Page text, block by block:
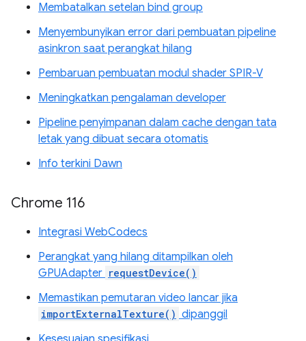
Membatalkan setelan bind group
Menyembunyikan error dari pembuatan pipeline
asinkron saat perangkat hilang
Pembaruan pembuatan modul shader SPIR-V
Meningkatkan pengalaman developer
Pipeline penyimpanan dalam cache dengan tata
letak yang dibuat secara otomatis
Info terkini Dawn
Chrome 116
Integrasi WebCodecs
Perangkat yang hilang ditampilkan oleh
GPUAdapter requestDevice()
Memastikan pemutaran video lancar jika
importExternalTexture() dipanggil